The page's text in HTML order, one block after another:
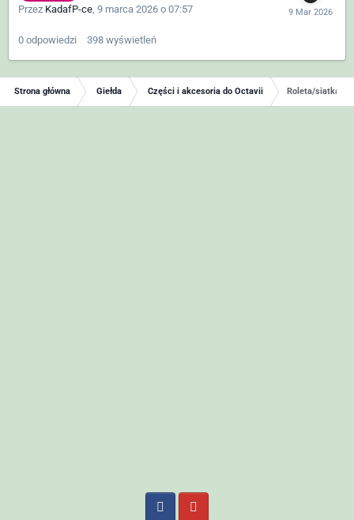
Przez KadafP-ce 9 marca 2026 o 07:57
0 odpowiedzi 398 wyświetleń
Strona główna Giełda Części i akcesoria do Octavii Roleta/siatka